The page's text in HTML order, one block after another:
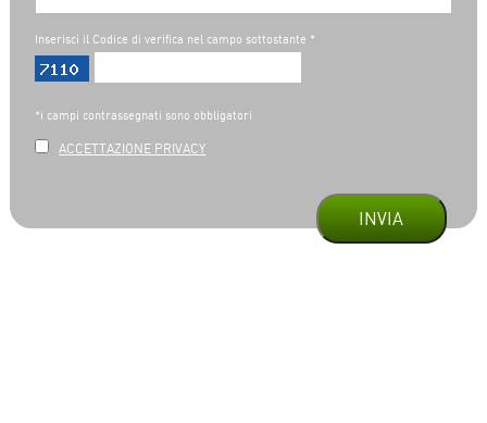
Inserisci il Codice di verifica nel campo sottostante *
*i campi contrassegnati sono obbligatori
ACCETTAZIONE PRIVACY
INVIA